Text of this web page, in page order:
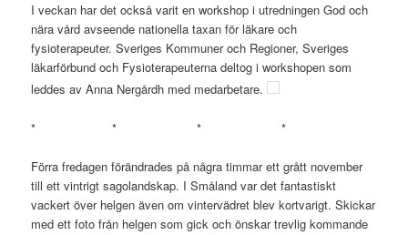
I veckan har det också varit en workshop i utredningen God och
nära vård avseende nationella taxan för läkare och
fysioterapeuter. Sveriges Kommuner och Regioner, Sveriges
läkarförbund och Fysioterapeuterna deltog i workshopen som
leddes av Anna Nergårdh med medarbetare.
* * * *
Förra fredagen förändrades på några timmar ett grått november
till ett vintrigt sagolandskap. I Småland var det fantastiskt
vackert över helgen även om vintervädret blev kortvarigt. Skickar
med ett foto från helgen som gick och önskar trevlig kommande